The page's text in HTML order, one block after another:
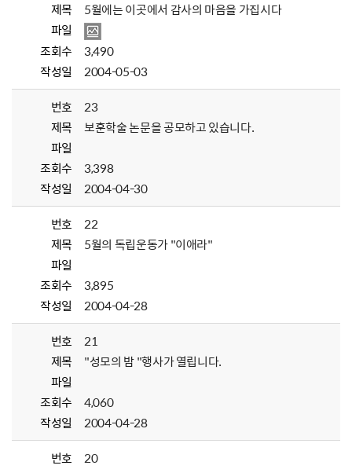
제목
5월에는 이곳에서 감사의 마음을 가집시다
파일
조회수
3,490
작성일
2004-05-03
번호
23
제목
보훈학술 논문을 공모하고 있습니다.
파일
조회수
3,398
작성일
2004-04-30
번호
22
제목
5월의 독립운동가 "이애라"
파일
조회수
3,895
작성일
2004-04-28
번호
21
제목
"성모의 밤 "행사가 열립니다.
파일
조회수
4,060
작성일
2004-04-28
번호
20